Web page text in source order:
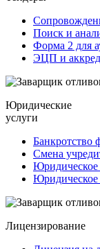
Поиск и
Форма 2 для
ЭЦП и
Юридические
услуги
Банкротство
Смена
Юридическое
Юридическое
Лицензирование